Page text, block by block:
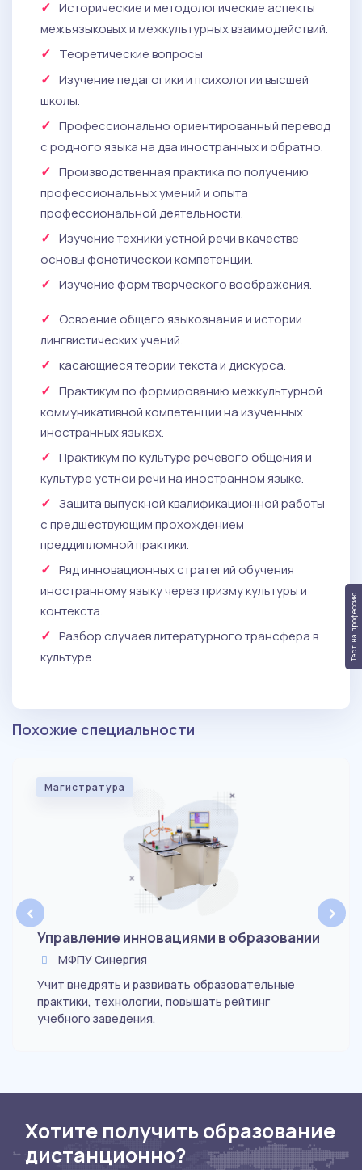
Исторические и методологические аспекты
межъязыковых и межкультурных взаимодействий.
Теоретические вопросы
Изучение педагогики и психологии высшей
школы.
Профессионально ориентированный перевод
с родного языка на два иностранных и обратно.
Производственная практика по получению
профессиональных умений и опыта
профессиональной деятельности.
Изучение техники устной речи в качестве
основы фонетической компетенции.
Изучение форм творческого воображения.
Освоение общего языкознания и истории
лингвистических учений.
касающиеся теории текста и дискурса.
Практикум по формированию межкультурной
коммуникативной компетенции на изученных
иностранных языках.
Практикум по культуре речевого общения и
культуре устной речи на иностранном языке.
Защита выпускной квалификационной работы
с предшествующим прохождением
преддипломной практики.
Ряд инновационных стратегий обучения
иностранному языку через призму культуры и
контекста.
Разбор случаев литературного трансфера в
культуре.
Похожие специальности
‹
Магистратура
Управление инновациями в образовании
МФПУ Синергия
Учит внедрять и развивать образовательные
практики, технологии, повышать рейтинг
учебного заведения.
›
Хотите получить образование
дистанционно?
Тест на профессию